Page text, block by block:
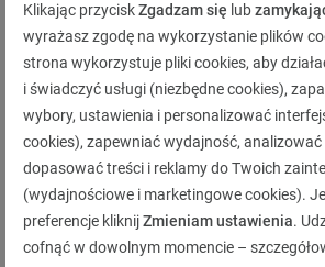
można tu spróbować noclegu w
namiotach berberyjskich i
słońca na nieskończonych
Egipt: Krajobrazy z
Egipt to kraj, który łączy w sobie
Klikając przyciskZgadzam się lub
wyrażasz zgodę na wykorzystanie plików
strona wykorzystuje pliki cookies, aby
i świadczyć usługi (niezbędne cookies),
wybory, ustawienia i personalizować
cookies), zapewniać wydajność, analizować
dopasować treści i reklamy do Twoich
(wydajnościowe i marketingowe cookies).
preferencje kliknijZmieniam ustawienia.
cofnąć w dowolnym momencie –